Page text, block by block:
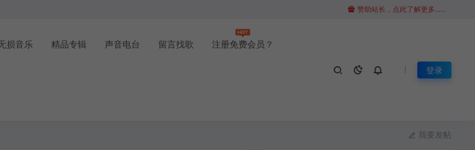
赞助站长，点此了解更多......
损音乐 精品专辑 声音电台 留言找歌 注册免费会员？
登录
我要发帖